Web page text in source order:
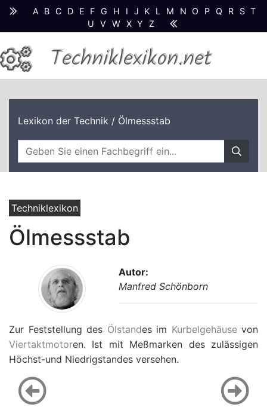
A B C D E F G H I J K L M N O P Q R S T
U
V W X Y Z
Techniklexikon.net
Lexikon der Technik / Ölmessstab
Techniklexikon
Ölmessstab
Autor:
Manfred Schönborn
Zur Feststellung des Ölstandes im Kurbelgehäusevon
Viertaktmotoren. Ist mit Meßmarken des zulässigen
Höchst-und Niedrigstandes versehen.